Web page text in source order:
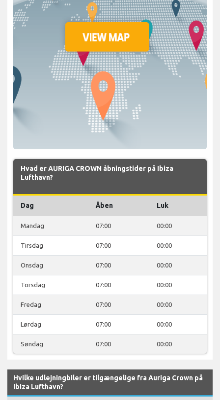
Hvad er AURIGA CROWN åbningstider på Ibiza
Lufthavn?
Dag Åben Luk
Mandag 07:00 00:00
Tirsdag 07:00 00:00
Onsdag 07:00 00:00
Torsdag 07:00 00:00
Fredag 07:00 00:00
Lørdag 07:00 00:00
Søndag 07:00 00:00
Hvilke udlejningbiler er tilgængelige fra Auriga Crown på
Ibiza Lufthavn?